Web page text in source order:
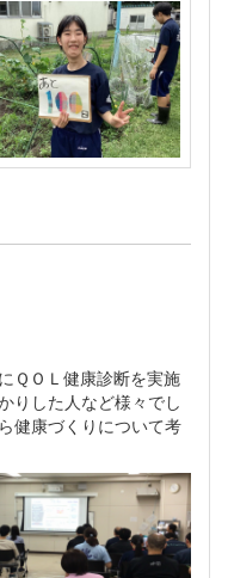
ＱＯＬ健康診断を実施
りした人など様々でし
健康づくりについて考